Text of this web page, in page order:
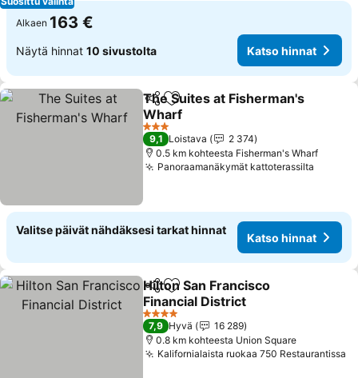
Alkaen 163 €
Näytä hinnat 10 sivustolta Katso hinnat
Jaa Lisää suosikkeihin
The Suites at Fisherman's
Wharf
3 Tähtiluokitus
9,1 Loistava
2 374
0.5 km kohteesta Fisherman's Wharf
Panoraamanäkymät kattoterassilta
Valitse päivät nähdäksesi tarkat hinnat
Katso hinnat
Jaa Lisää suosikkeihin
Hilton San Francisco
Financial District
4 Tähtiluokitus
7,9 Hyvä
16 289
0.8 km kohteesta Union Square
Kalifornialaista ruokaa 750 Restaurantissa